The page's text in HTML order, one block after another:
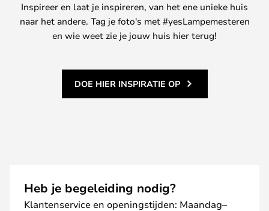
Inspireer en laat je inspireren, van het ene unieke huis
naar het andere. Tag je foto's met #yesLampemesteren
en wie weet zie je jouw huis hier terug!
DOE HIER INSPIRATIE OP
Heb je begeleiding nodig?
Klantenservice en openingstijden: Maandag–